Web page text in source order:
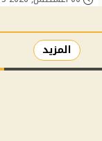
المزيد